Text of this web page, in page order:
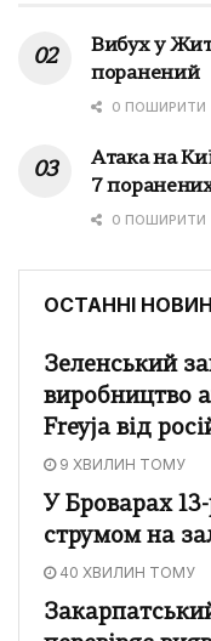
Вибух у
поранений
0 ПОШИРИТИ
Атака на
7
0 ПОШИРИТИ
ОСТАННІ
Зеленський
виробництво
Freyja від
9 ХВИЛИН ТОМУ
У Броварах
струмом на
40 ХВИЛИН ТОМУ